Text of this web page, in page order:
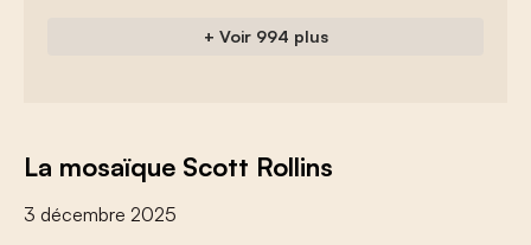
+ Voir 994 plus
La mosaïque Scott Rollins
3 décembre 2025